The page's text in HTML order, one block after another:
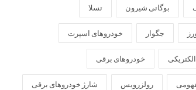
بوگاتی شیرون تسلا
جگوار خودروهای اسپرت
خودروهای برقی
رولزرویس شارژ خودروهای برقی